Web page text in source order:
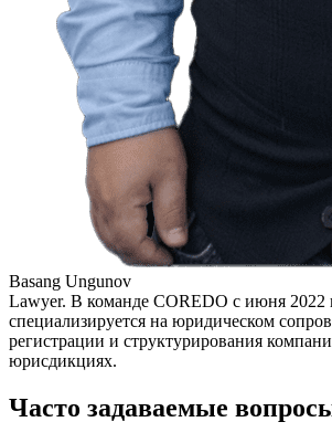
Basang Ungunov
Lawyer. В команде COREDO с июня 2022
специализируется на юридическом
регистрации и структурирования
юрисдикциях.
Часто задаваемые